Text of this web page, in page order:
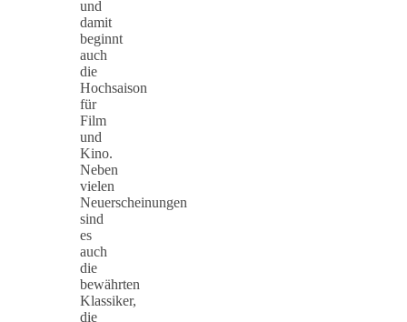
und
damit
beginnt
auch
die
Hochsaison
für
Film
und
Kino.
Neben
vielen
Neuerscheinungen
sind
es
auch
die
bewährten
Klassiker,
die